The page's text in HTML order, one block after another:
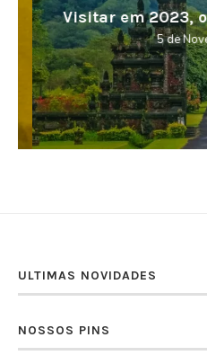
Visitar em 2023,
5 de
ULTIMAS NOVIDADES
NOSSOS PINS